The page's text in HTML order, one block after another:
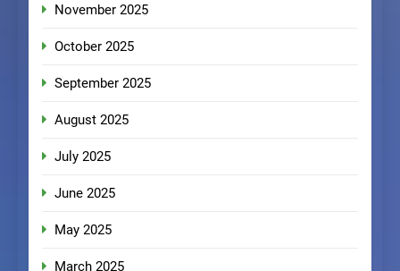
November 2025
October 2025
September 2025
August 2025
July 2025
June 2025
May 2025
March 2025